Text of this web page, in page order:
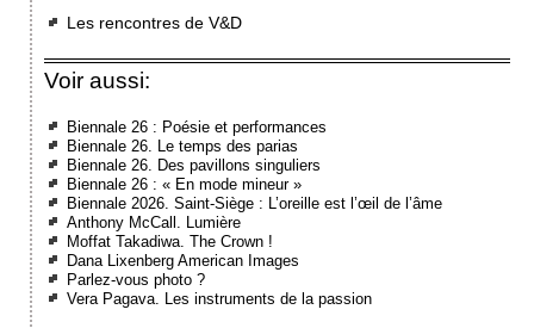
Les rencontres de V&D
Voir aussi:
Biennale 26 : Poésie et performances
Biennale 26. Le temps des parias
Biennale 26. Des pavillons singuliers
Biennale 26 : « En mode mineur »
Biennale 2026. Saint-Siège : L’oreille est l’œil de l’âme
Anthony McCall. Lumière
Moffat Takadiwa. The Crown !
Dana Lixenberg American Images
Parlez-vous photo ?
Vera Pagava. Les instruments de la passion